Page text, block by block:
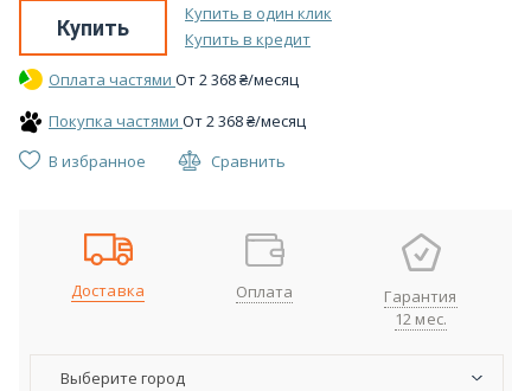
Купить
Купить в один клик
Купить в кредит
Оплата частями От2 368₴/месяц
Покупка частями От2 368₴/месяц
В избранное
Сравнить
Доставка Оплата
Гарантия
12 мес.
Выберите город